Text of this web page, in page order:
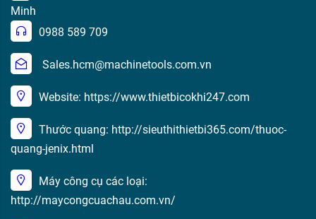
Minh
0988 589 709
Sales.hcm@machinetools.com.vn
Website: https://www.thietbicokhi247.com
Thước quang: http://sieuthithietbi365.com/thuoc-
quang-jenix.html
Máy công cụ các loại:
http://maycongcuachau.com.vn/